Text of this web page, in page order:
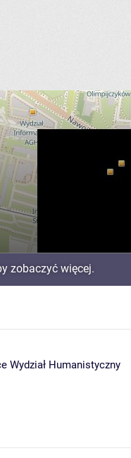
zobaczyć więcej.
Wydział Humanistyczny